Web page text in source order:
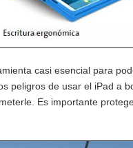
casi esencial para
peligros de usar el iPad a
Es importante